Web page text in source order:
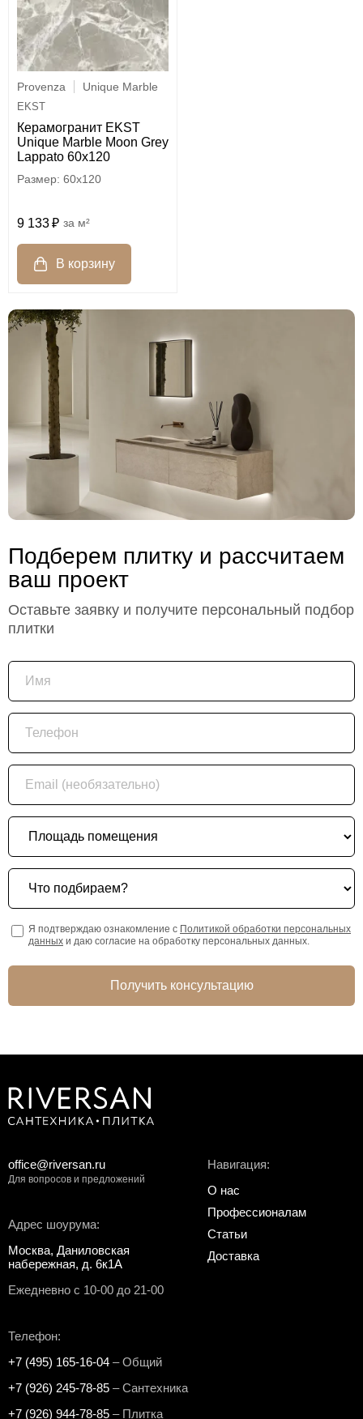
Provenza Unique Marble
EKST
Керамогранит EKST
Unique Marble Moon Grey
Lappato 60x120
60x120
9 133 м²
Подберем плитку и рассчитаем
ваш проект
Оставьте заявку и получите персональный подбор
плитки
Имя
Телефон
Email (необязательно)
Площадь помещения
Что подбираем?
Я подтверждаю ознакомление с Политикой обработки персональных
данных и даю согласие на обработку персональных данных.
Получить консультацию
Адрес шоурума:
Москва, Даниловская
набережная, д. 6к1А
Ежедневно с 10-00 до 21-00
Телефон:
+7 (495) 165-16-04 – Общий
+7 (926) 245-78-85 – Сантехника
+7 (926) 944-78-85 – Плитка
Навигация:
О нас
Профессионалам
Статьи
Доставка
office@riversan.ru
Для вопросов и предложений